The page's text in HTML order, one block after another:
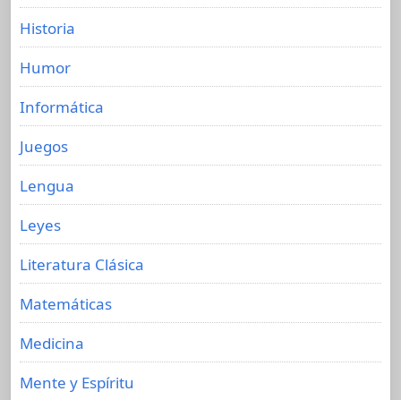
Historia
Humor
Informática
Juegos
Lengua
Leyes
Literatura Clásica
Matemáticas
Medicina
Mente y Espíritu